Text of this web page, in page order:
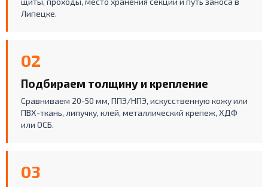
Липецке.
02
Подбираем толщину и крепление
Сравниваем 20-50 мм, ППЭ/НПЭ, искусственную кожу или
ПВХ-ткань, липучку, клей, металлический крепеж, ХДФ
или ОСБ.
03